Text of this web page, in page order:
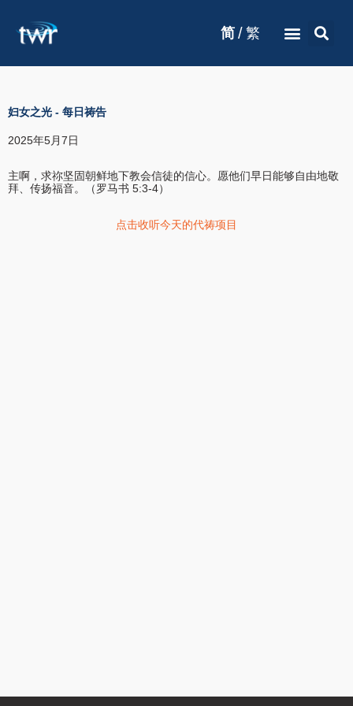
简 / 繁
妇女之光 - 每日祷告
2025年5月7日
主啊，求祢坚固朝鲜地下教会信徒的信心。愿他们早日能够自由地敬
拜、传扬福音。（罗马书 5:3-4）
点击收听今天的代祷项目